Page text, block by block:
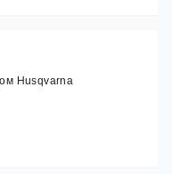
Husqvarna